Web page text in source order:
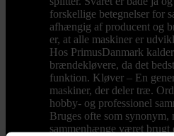
forskellige betegnelser for
afhængig af producent og
er, at alle maskiner er
Hos PrimusDanmark
brændekløvere, da det
funktion. Kløver – En
maskiner, der deler træ.
hobby- og professionel
Bruges ofte som synonym,
sammenhænge været brugt